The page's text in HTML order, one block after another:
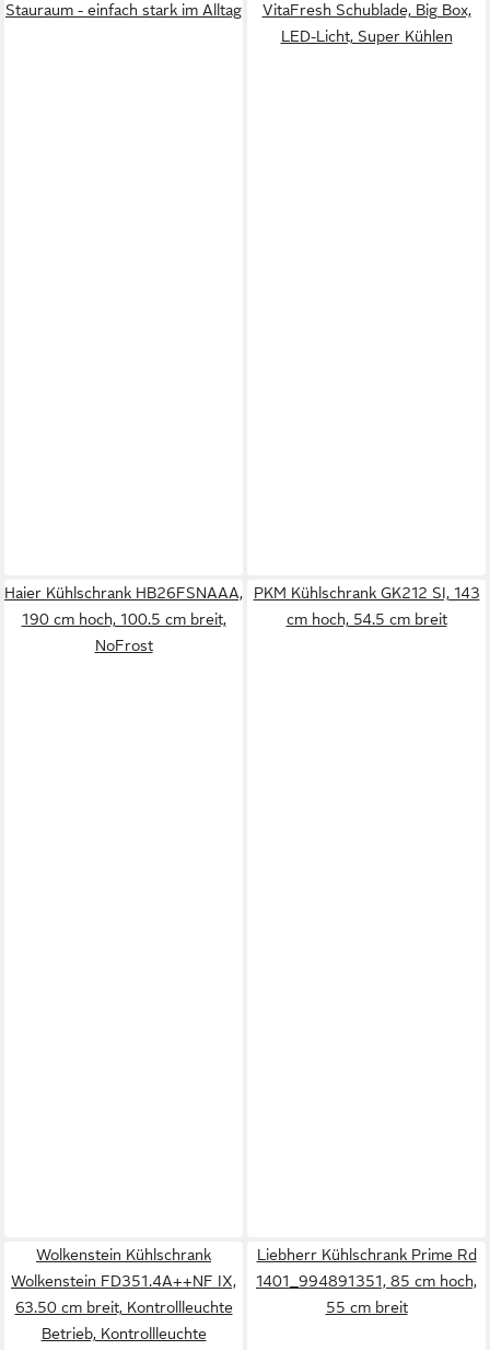
Stauraum - einfach stark im Alltag
VitaFresh Schublade, Big Box,
LED-Licht, Super Kühlen
Haier Kühlschrank HB26FSNAAA,
190 cm hoch, 100.5 cm breit,
NoFrost
PKM Kühlschrank GK212 SI, 143
cm hoch, 54.5 cm breit
Wolkenstein Kühlschrank
Wolkenstein FD351.4A++NF IX,
63.50 cm breit, Kontrollleuchte
Betrieb, Kontrollleuchte
Liebherr Kühlschrank Prime Rd
1401_994891351, 85 cm hoch,
55 cm breit